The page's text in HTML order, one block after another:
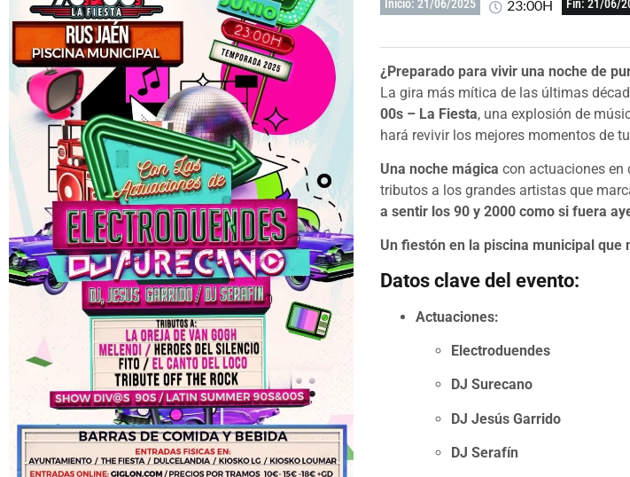
Inicio: 21/06/2025 23:00H Fin: 21/06/
¿Preparado para vivir una noche de
La gira más mítica de las últimas
00s – La Fiesta, una explosión de
hará revivir los mejores momentos de
Una noche mágica con actuaciones en
tributos a los grandes artistas que
a sentir los 90 y 2000 como si fuera
Un fiestón en la piscina municipal que
Datos clave del evento:
Actuaciones:
Electroduendes
DJ Surecano
DJ Jesús Garrido
DJ Serafín